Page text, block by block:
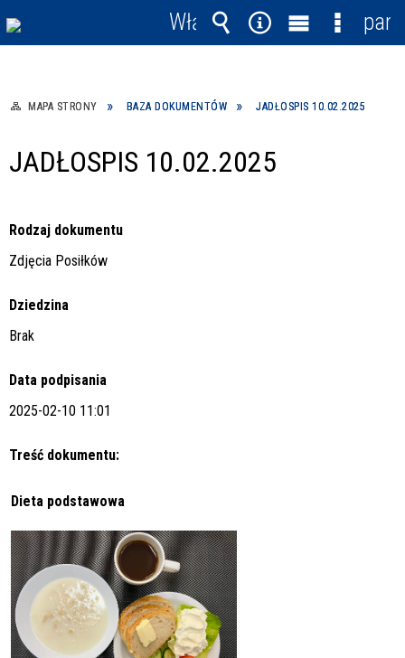
MAPA STRONY BAZA DOKUMENTÓW JADŁOSPIS 10.02.2025
JADŁOSPIS 10.02.2025
Rodzaj dokumentu
Zdjęcia Posiłków
Dziedzina
Brak
Data podpisania
2025-02-10 11:01
Treść dokumentu:
Dieta podstawowa
Włącz
powiadomienia
Wyszukiwarka
Narzędzia
MenuMenu